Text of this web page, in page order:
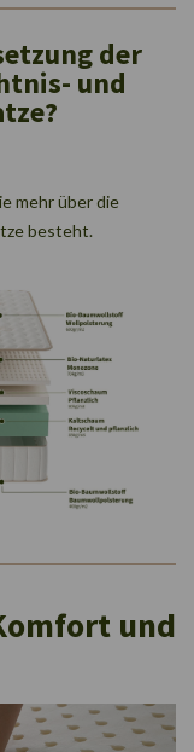
der
und
mehr über die
besteht.
und